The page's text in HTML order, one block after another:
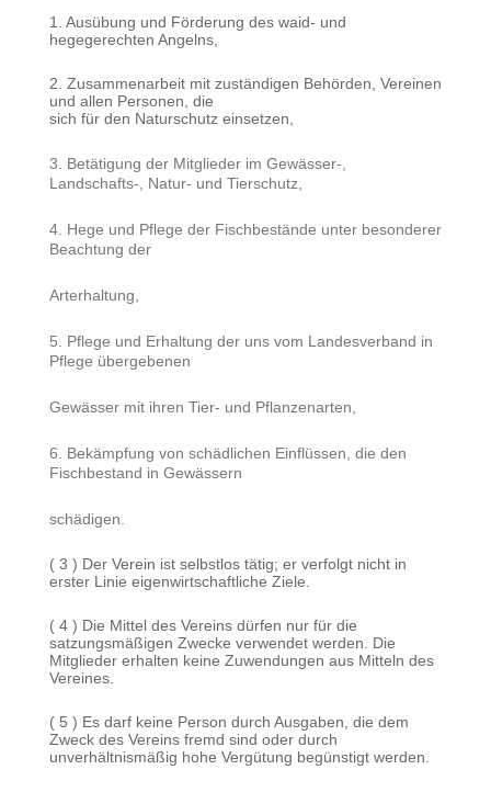
1. Ausübung und Förderung des waid- und
hegegerechten Angelns,
2. Zusammenarbeit mit zuständigen Behörden, Vereinen
und allen Personen, die
sich für den Naturschutz einsetzen,
3. Betätigung der Mitglieder im Gewässer-,
Landschafts-, Natur- und Tierschutz,
4. Hege und Pflege der Fischbestände unter besonderer
Beachtung der
Arterhaltung,
5. Pflege und Erhaltung der uns vom Landesverband in
Pflege übergebenen
Gewässer mit ihren Tier- und Pflanzenarten,
6. Bekämpfung von schädlichen Einflüssen, die den
Fischbestand in Gewässern
schädigen.
( 3 ) Der Verein ist selbstlos tätig; er verfolgt nicht in
erster Linie eigenwirtschaftliche Ziele.
( 4 ) Die Mittel des Vereins dürfen nur für die
satzungsmäßigen Zwecke verwendet werden. Die
Mitglieder erhalten keine Zuwendungen aus Mitteln des
Vereines.
( 5 ) Es darf keine Person durch Ausgaben, die dem
Zweck des Vereins fremd sind oder durch
unverhältnismäßig hohe Vergütung begünstigt werden.